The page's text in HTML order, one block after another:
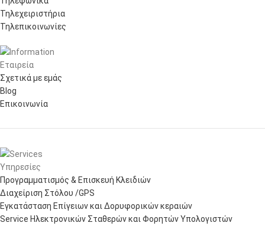
Τηλεχειριστήρια
Τηλεπικοινωνίες
Εταιρεία
Σχετικά με εμάς
Blog
Επικοινωνία
Υπηρεσίες
Προγραμματισμός & Επισκευή Κλειδιών
Διαχείριση Στόλου /GPS
Εγκατάσταση Επίγειων και Δορυφορικών κεραιών
Service Ηλεκτρονικών Σταθερών και Φορητών Υπολογιστών